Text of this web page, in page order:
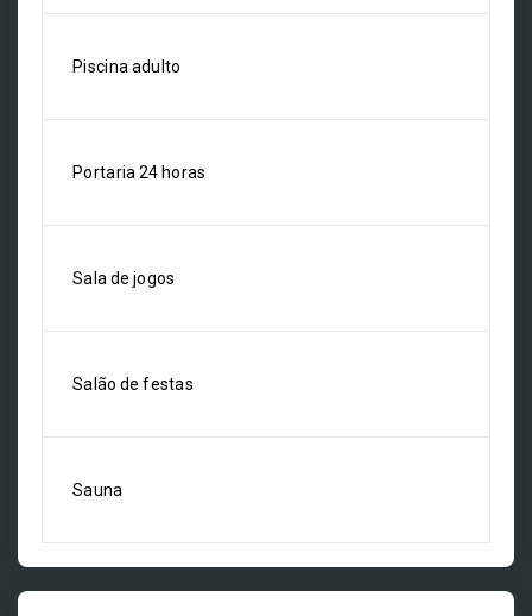
Piscina adulto
Portaria 24 horas
Sala de jogos
Salão de festas
Sauna